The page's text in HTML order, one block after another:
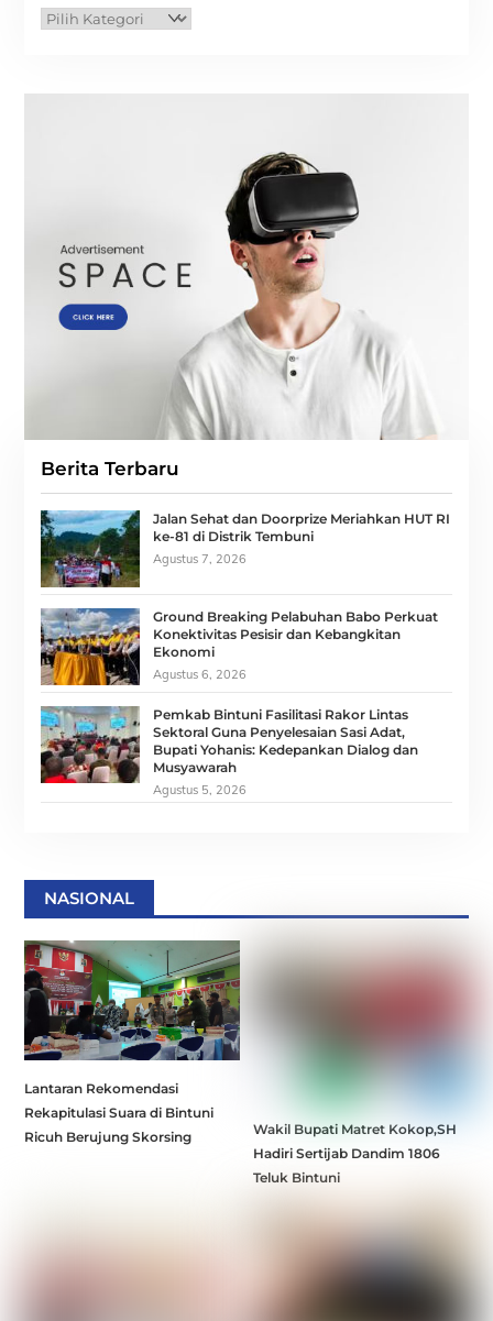
Kategori
Berita Terbaru
Jalan Sehat dan Doorprize Meriahkan HUT RI
ke-81 di Distrik Tembuni
Agustus 7, 2026
Ground Breaking Pelabuhan Babo Perkuat
Konektivitas Pesisir dan Kebangkitan
Ekonomi
Agustus 6, 2026
Pemkab Bintuni Fasilitasi Rakor Lintas
Sektoral Guna Penyelesaian Sasi Adat,
Bupati Yohanis: Kedepankan Dialog dan
Musyawarah
Agustus 5, 2026
NASIONAL
Lantaran Rekomendasi
Rekapitulasi Suara di Bintuni
Ricuh Berujung Skorsing
Wakil Bupati Matret Kokop,SH
Hadiri Sertijab Dandim 1806
Teluk Bintuni